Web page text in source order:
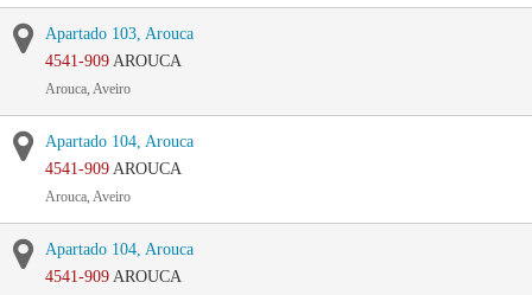
Apartado 103, Arouca
4541-909 AROUCA
Arouca, Aveiro
Apartado 104, Arouca
4541-909 AROUCA
Arouca, Aveiro
Apartado 104, Arouca
4541-909 AROUCA